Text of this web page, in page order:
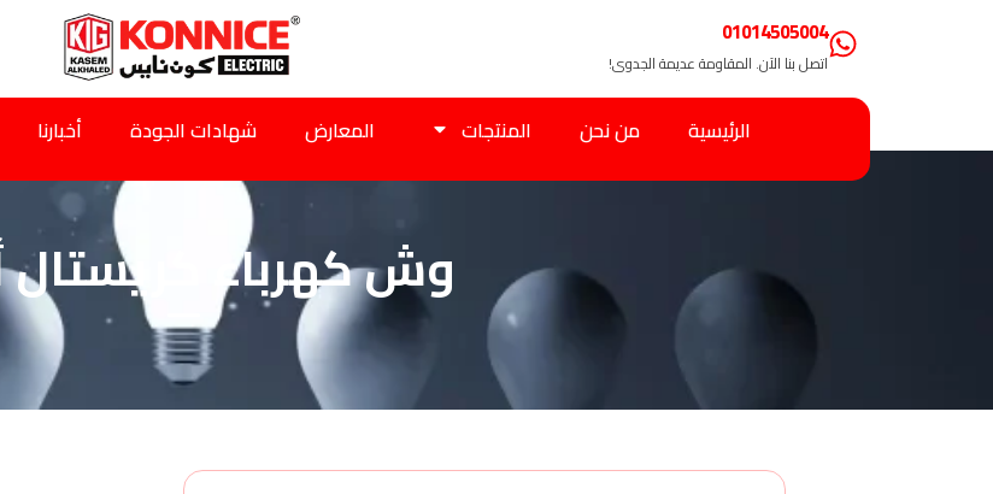
01014505004
اتصل بنا الآن. المقاومة عديمة الجدوى!
الرئيسية من نحن المنتجات المعارض شهادات الجودة أخبارنا
وش كهرباء كريستال